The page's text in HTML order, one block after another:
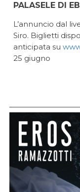
PALASELE DI
L’annuncio dal
Siro. Biglietti
anticipata su
25 giugno